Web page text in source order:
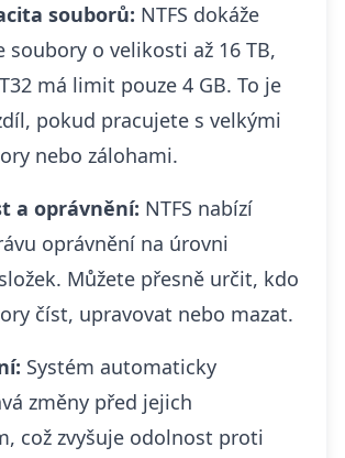
souborů: NTFS dokáže
soubory o velikosti až 16 TB,
má limit pouze 4 GB. To je
pokud pracujete s velkými
nebo zálohami.
a oprávnění: NTFS nabízí
oprávnění na úrovni
Můžete přesně určit, kdo
číst, upravovat nebo mazat.
Systém automaticky
změny před jejich
což zvyšuje odolnost proti